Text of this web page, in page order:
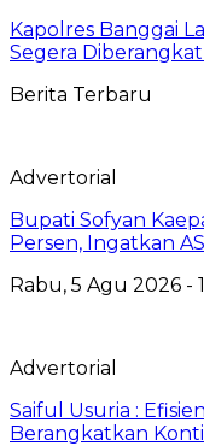
Kapolres Banggai
Segera
Berita Terbaru
Advertorial
Bupati Sofyan
Persen, Ingatkan
Rabu, 5 Agu 2026 -
Advertorial
Saiful Usuria :
Berangkatkan